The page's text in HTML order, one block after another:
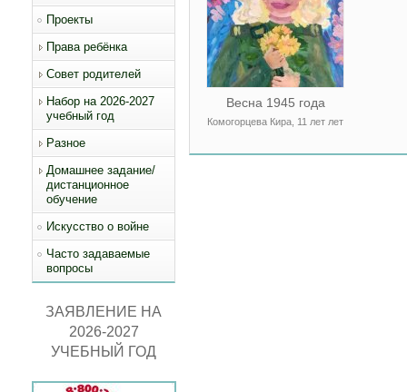
Проекты
Права ребёнка
Совет родителей
Набор на 2026-2027
учебный год
Разное
Домашнее задание/
дистанционное
обучение
Искусство о войне
Часто задаваемые
вопросы
ЗАЯВЛЕНИЕ НА
2026-2027
УЧЕБНЫЙ ГОД
Весна 1945 года
Комогорцева Кира, 11 лет лет